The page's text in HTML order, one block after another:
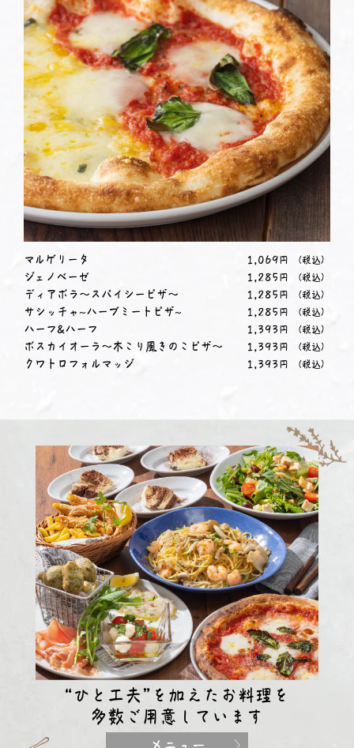
マルゲリータ 1,069 円 （税込）
ジェノベーゼ 1,285 円 （税込）
ディアボラ～スパイシーピザ～ 1,285 円 （税込）
サシッチャ~ハーブミートピザ~ 1,285 円 （税込）
ハーフ&ハーフ 1,393 円 （税込）
ボスカイオーラ～木こり風きのこピザ～ 1,393 円 （税込）
クワトロフォルマッジ 1,393 円 （税込）
“ひと工夫”を加えたお料理を
多数ご用意しています